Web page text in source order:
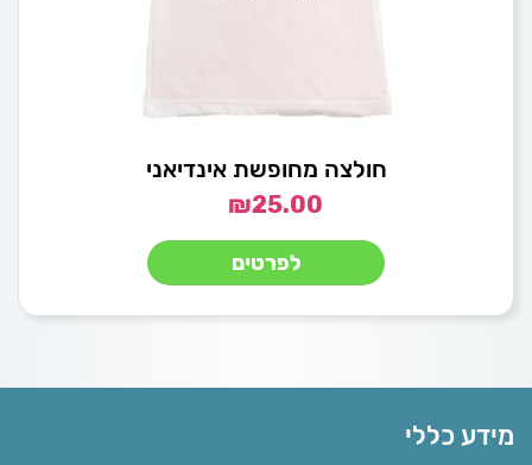
חולצה מחופשת אינדיאני
₪25.00
לפרטים
מידע כללי